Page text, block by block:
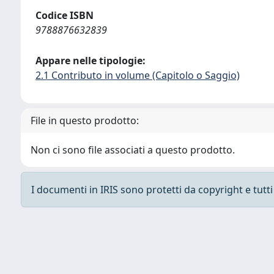
Codice ISBN
9788876632839
Appare nelle tipologie:
2.1 Contributo in volume (Capitolo o Saggio)
File in questo prodotto:
Non ci sono file associati a questo prodotto.
I documenti in IRIS sono protetti da copyright e